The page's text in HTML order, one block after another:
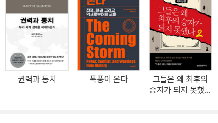
움직인 열 가지 프레임』은 이러한 문제의식에서 시작한다. 현대
문명의 성취이자, 오랜 시간 지켜온 신념으로 공유되는 열 가지
핵심 가치의 이면을 살펴보며, 이 강력한 말들 속에 어떤 ‘권력’의
프레임이 숨겨져 있는지, 역사와 우리의 생각에 어떤 영향을 끼쳤
는지 살펴본다. 과학, 교육, 민주주의부터 시간, 예술, 죽음까지
열 가지 프레임을 격파하며 세계를 보는 나만의 관점을 되찾는다!
과학은 가치중립적인 이성의 최고봉이고, 교육은 우리를 인간답
권력과 통치 폭풍이 온다
그들은 왜 최후의
승자가 되지 못했나